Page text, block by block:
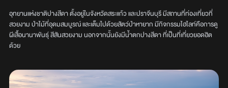
อุทยานแห่งชาติปางสีดา ตั้งอยู่ในจังหวัดสระแก้ว และปราจีนบุรี มีสถานที่ท่องเที่ยวที่
สวยงาม ป่าไม้ที่อุดมสมบูรณ์ และเต็มไปด้วยสัตว์ป่าหายาก มีกิจกรรมไฮไลท์คือการดู
ผีเสื้อนานาพันธุ์ สีสันสวยงาม นอกจากนั้นยังมีน้ำตกปางสีดา ที่เป็นที่เที่ยวยอดฮิต
ด้วย